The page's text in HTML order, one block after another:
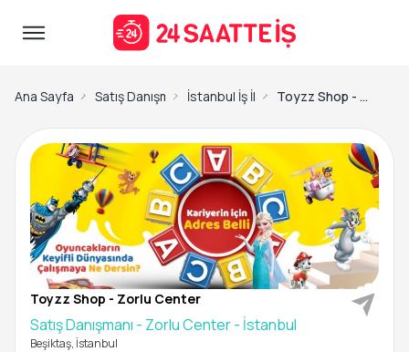
Ana Sayfa Satış Danışmanı İş İlanları
İstanbul İş İlanları Toyzz Shop - Zorlu Center -Satış Danışmanı - Zorlu Center - İstanbul
Toyzz Shop - Zorlu Center
Satış Danışmanı - Zorlu Center - İstanbul
Beşiktaş, İstanbul